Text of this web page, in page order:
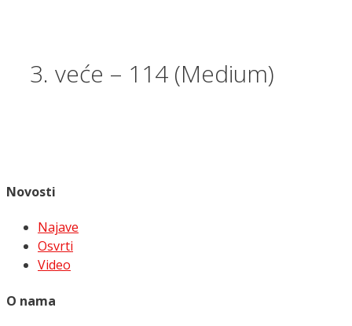
3. veće – 114 (Medium)
Novosti
Najave
Osvrti
Video
O nama